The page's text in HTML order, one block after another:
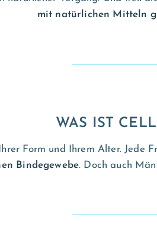
mit natürlichen Mitteln
WAS IST
Form und Ihrem Alter. Jede
Bindegewebe. Doch auch